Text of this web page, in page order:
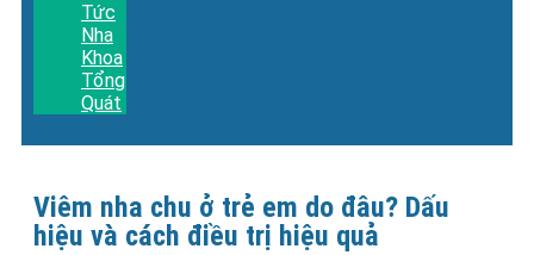
Tức
Nha
Khoa
Tổng
Quát
Viêm nha chu ở trẻ em do đâu? Dấu
hiệu và cách điều trị hiệu quả